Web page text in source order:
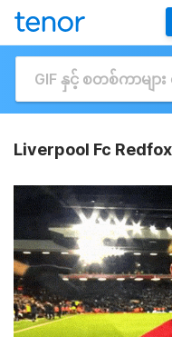
Liverpool Fc